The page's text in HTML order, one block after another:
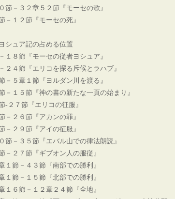
節－３２章５２節『モーセの歌』
－１２節『モーセの死』
シュア記の占める位置
１８節『モーセの従者ヨシュア』
２４節『エリコを探る斥候とラハブ』
－５章１節『ヨルダン川を渡る』
－１５節『神の書の新たな一頁の始まり』
-２７節『エリコの征服』
－２６節『アカンの罪』
－２９節『アイの征服』
節－３５節『エバル山での律法朗読』
－２７節『ギブオン人の服従』
１節－４３節『南部での勝利』
１節－１５節『北部での勝利』
１６節－１２章２４節『全地』